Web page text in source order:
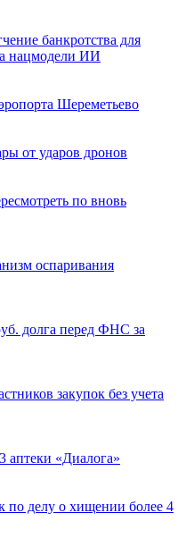
банкротства для
нацмодели ИИ
Шереметьево
от ударов дронов
по вновь
оспаривания
долга перед ФНС за
закупок без учета
аптеки «Диалога»
по делу о хищении более 4